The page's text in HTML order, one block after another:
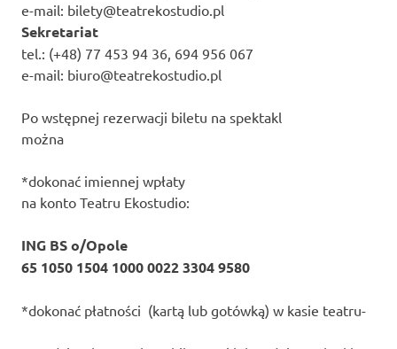
e-mail: bilety@teatrekostudio.pl
Sekretariat
tel.: (+48) 77 453 94 36, 694 956 067
e-mail: biuro@teatrekostudio.pl
Po wstępnej rezerwacji biletu na spektakl
można
*dokonać imiennej wpłaty
na konto Teatru Ekostudio:
ING BS o/Opole
65 1050 1504 1000 0022 3304 9580
*dokonać płatności (kartą lub gotówką) w kasie teatru-